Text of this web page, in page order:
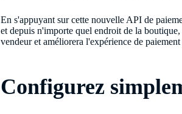
En s'appuyant sur cette nouvelle API de
et depuis n'importe quel endroit de la
vendeur et améliorera l'expérience de
Configurez